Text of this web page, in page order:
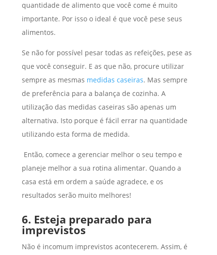
quantidade de alimento que você come é muito
importante. Por isso o ideal é que você pese seus
alimentos.
Se não for possível pesar todas as refeições, pese as
que você conseguir. E as que não, procure utilizar
sempre as mesmas medidas caseiras. Mas sempre
de preferência para a balança de cozinha. A
utilização das medidas caseiras são apenas um
alternativa. Isto porque é fácil errar na quantidade
utilizando esta forma de medida.
Então, comece a gerenciar melhor o seu tempo e
planeje melhor a sua rotina alimentar. Quando a
casa está em ordem a saúde agradece, e os
resultados serão muito melhores!
6. Esteja preparado para
imprevistos
Não é incomum imprevistos acontecerem. Assim, é